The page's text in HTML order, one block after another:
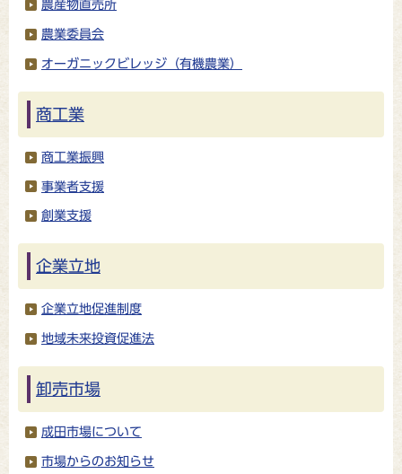
農産物直売所
農業委員会
オーガニックビレッジ（有機農業）
商工業
商工業振興
事業者支援
創業支援
企業立地
企業立地促進制度
地域未来投資促進法
卸売市場
成田市場について
市場からのお知らせ